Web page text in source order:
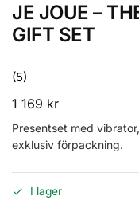
JE JOUE –
GIFT SET
(5)
1 169 kr
Presentset med
exklusiv förpackning.
I lager